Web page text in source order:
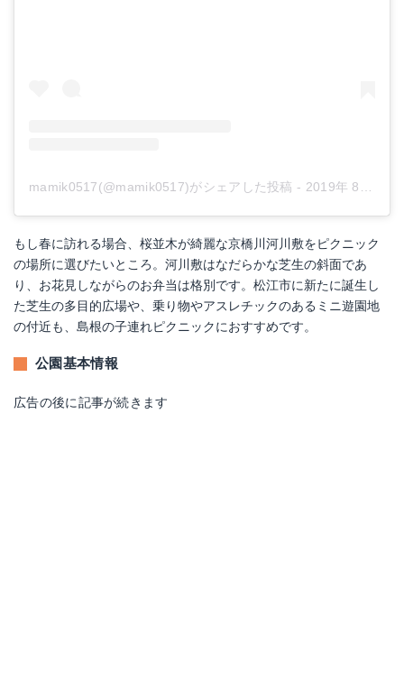
mamik0517(@mamik0517)がシェアした投稿 - 2019年 8月月1日午前6時05分PDT
もし春に訪れる場合、桜並木が綺麗な京橋川河川敷をピクニック
の場所に選びたいところ。河川敷はなだらかな芝生の斜面であ
り、お花見しながらのお弁当は格別です。松江市に新たに誕生し
た芝生の多目的広場や、乗り物やアスレチックのあるミニ遊園地
の付近も、島根の子連れピクニックにおすすめです。
公園基本情報
広告の後に記事が続きます